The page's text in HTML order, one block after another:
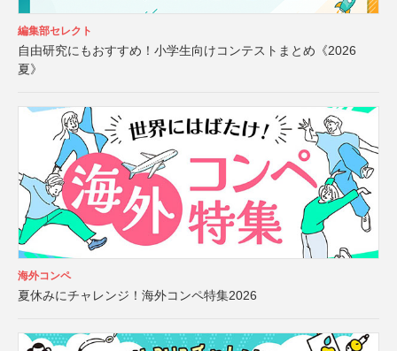
編集部セレクト
自由研究にもおすすめ！小学生向けコンテストまとめ《2026
夏》
海外コンペ
夏休みにチャレンジ！海外コンペ特集2026